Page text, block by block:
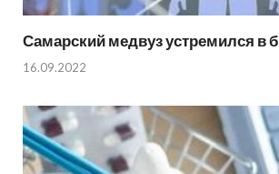
Самарский медвуз устремился в
16.09.2022